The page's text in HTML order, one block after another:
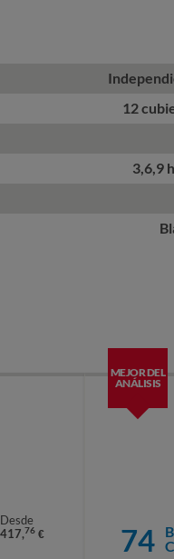
12
3,6,9
Desde
417,76 €
MEJOR DEL
ANÁLISIS
74